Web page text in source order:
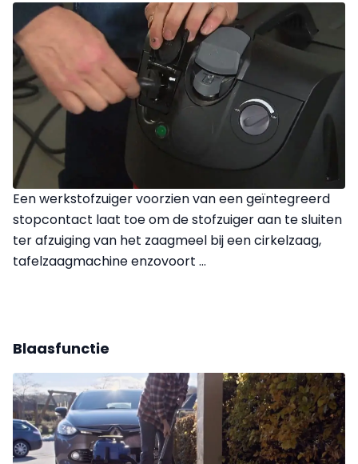
Een werkstofzuiger voorzien van een geïntegreerd
stopcontact laat toe om de stofzuiger aan te sluiten
ter afzuiging van het zaagmeel bij een cirkelzaag,
tafelzaagmachine enzovoort ...
Blaasfunctie